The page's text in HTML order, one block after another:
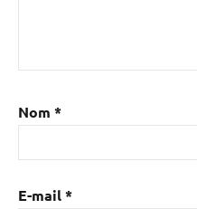
Nom *
E-mail*